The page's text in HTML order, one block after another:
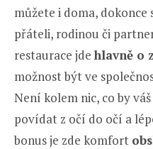
můžete i doma,
přáteli, rodinou či
restaurace jde hlavně o
možnost být ve
Není kolem nic, co by
povídat z očí do očí a
bonus je zde komfort